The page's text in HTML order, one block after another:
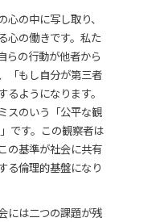
の中に写し取り、
心の働きです。私た
らの行動が他者から
「もし自分が第三者
ようになります。
スのいう「公平な観
です。この観察者は
の基準が社会に共有
る倫理的基盤になり
には二つの課題が残